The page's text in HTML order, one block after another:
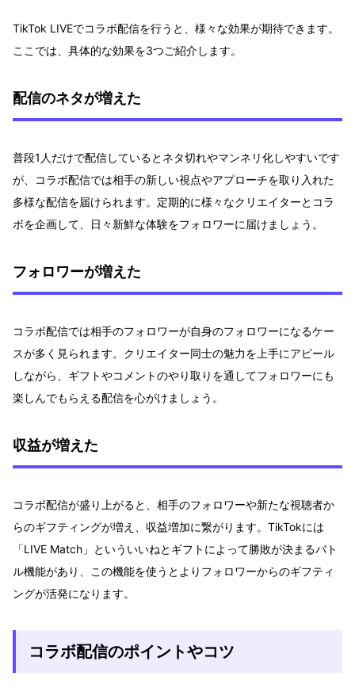
TikTok LIVEでコラボ配信を行うと、様々な効果が期待できます。
ここでは、具体的な効果を3つご紹介します。
配信のネタが増えた
普段1人だけで配信しているとネタ切れやマンネリ化しやすいです
が、コラボ配信では相手の新しい視点やアプローチを取り入れた
多様な配信を届けられます。定期的に様々なクリエイターとコラ
ボを企画して、日々新鮮な体験をフォロワーに届けましょう。
フォロワーが増えた
コラボ配信では相手のフォロワーが自身のフォロワーになるケー
スが多く見られます。クリエイター同士の魅力を上手にアピール
しながら、ギフトやコメントのやり取りを通してフォロワーにも
楽しんでもらえる配信を心がけましょう。
収益が増えた
コラボ配信が盛り上がると、相手のフォロワーや新たな視聴者か
らのギフティングが増え、収益増加に繋がります。TikTokには
「LIVE Match」といういいねとギフトによって勝敗が決まるバト
ル機能があり、この機能を使うとよりフォロワーからのギフティ
ングが活発になります。
コラボ配信のポイントやコツ